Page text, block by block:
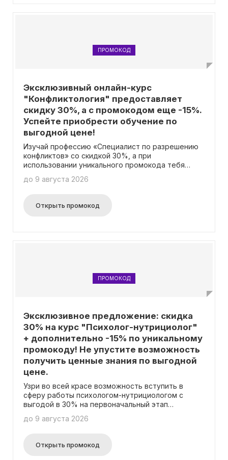
ПРОМОКОД
Эксклюзивный онлайн-курс
"Конфликтология" предоставляет
скидку 30%, а с промокодом еще -15%.
Успейте приобрести обучение по
выгодной цене!
Изучай профессию «Специалист по разрешению
конфликтов» со скидкой 30%, а при
использовании уникального промокода тебя
до 9 августа 2026
Открыть промокод
ПРОМОКОД
Эксклюзивное предложение: скидка
30% на курс "Психолог-нутрициолог"
+ дополнительно -15% по уникальному
промокоду! Не упустите возможность
получить ценные знания по выгодной
цене.
Узри во всей красе возможность вступить в
сферу работы психологом-нутрициологом с
выгодой в 30% на первоначальный этап
получив дополнительную выгоду в 15%!
до 9 августа 2026
Открыть промокод